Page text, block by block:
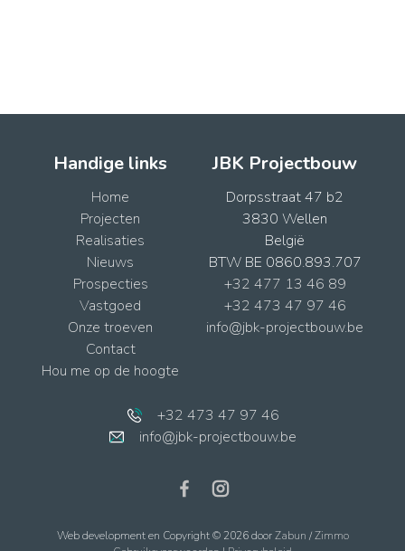
Handige links
Home
Projecten
Realisaties
Nieuws
Prospecties
Vastgoed
Onze troeven
Contact
Hou me op de hoogte
JBK Projectbouw
Dorpsstraat 47 b2
3830 Wellen
België
BTW BE 0860.893.707
+32 477 13 46 89
+32 473 47 97 46
info@jbk-projectbouw.be
+32 473 47 97 46
info@jbk-projectbouw.be
Web development en Copyright © 2026 doorZabun /Zimmo